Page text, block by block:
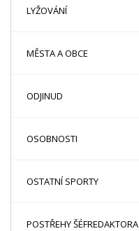
LYŽOVÁNÍ
MĚSTA A OBCE
ODJINUD
OSOBNOSTI
OSTATNÍ SPORTY
POSTŘEHY ŠÉFREDAKTORA